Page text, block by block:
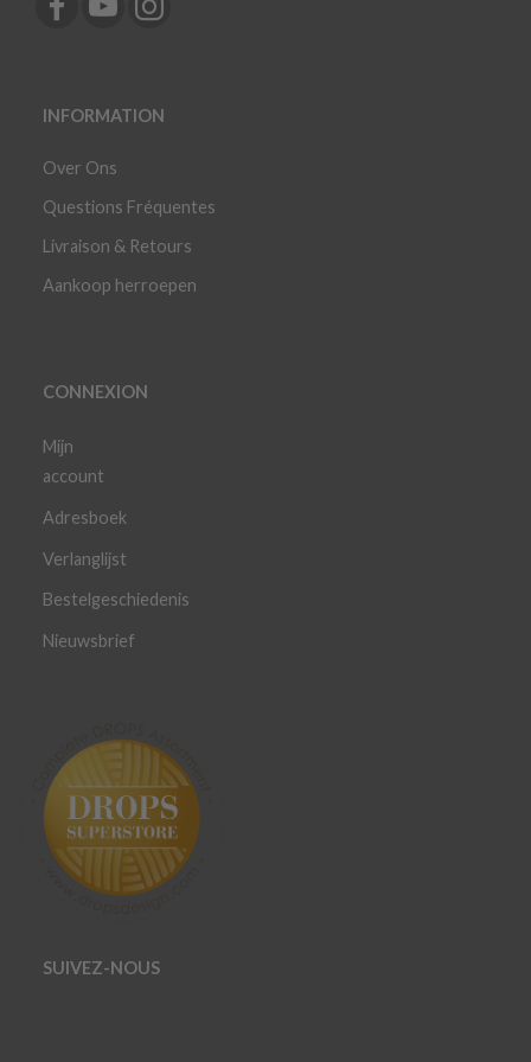
INFORMATION
Over Ons
Questions Fréquentes
Livraison & Retours
Aankoop herroepen
CONNEXION
Mijn
account
Adresboek
Verlanglijst
Bestelgeschiedenis
Nieuwsbrief
SUIVEZ-NOUS